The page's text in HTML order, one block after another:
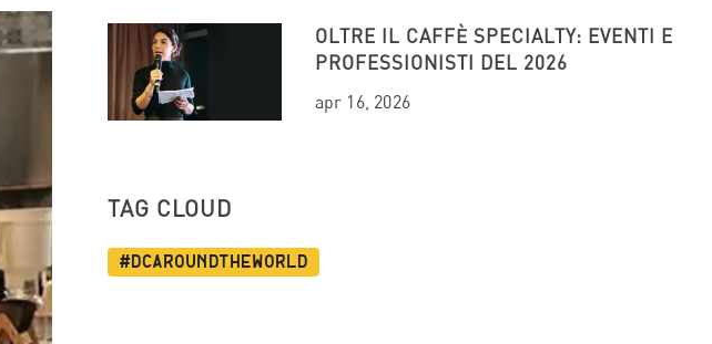
OLTRE IL CAFFÈ SPECIALTY: EVENTI E
PROFESSIONISTI DEL 2026
apr 16, 2026
TAG CLOUD
#dcaroundtheworld